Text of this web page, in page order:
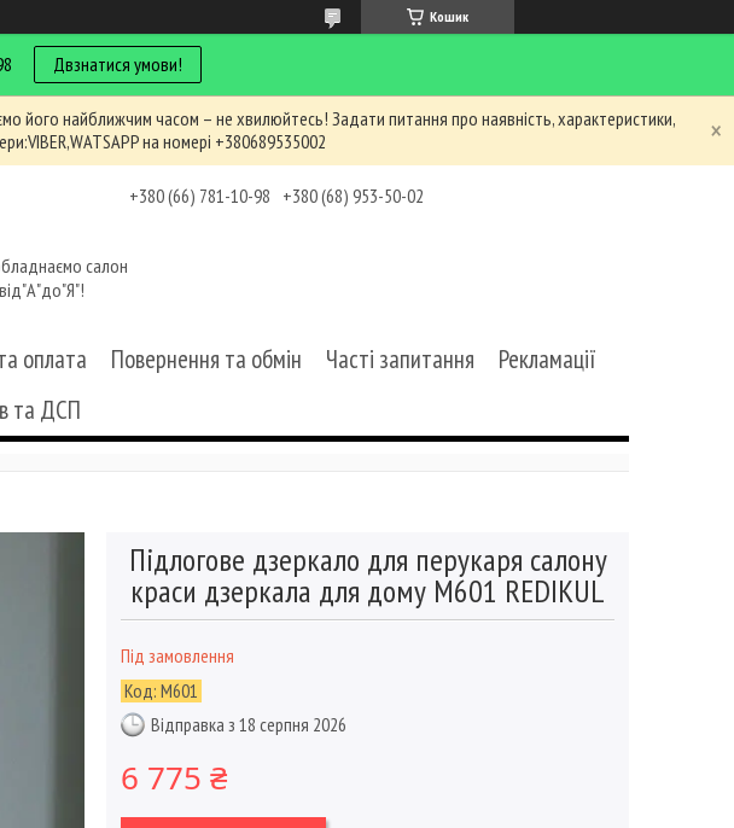
Кошик
Двзнатися умови!
його найближчим часом – не хвилюйтесь! Задати питання про наявність, характеристики,
на номері +380689535002
+380 (66) 781-10-98 +380 (68) 953-50-02
салон
оплата Повернення та обмін Часті запитання
Рекламації
та ДСП
Підлогове дзеркало для перукаря салону
краси дзеркала для дому M601 REDIKUL
Під замовлення
Код: М601
Відправка з 18 серпня 2026
6 775 ₴